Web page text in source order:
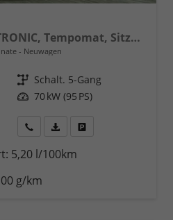
Monte Carlo CLIMATRONIC, Tempomat, Sitzhzg., FRONT+LANE+RAIN ASSIST, FULL LED, Bolero, Berganfahrassistent, Rückfahrkamera, KESSY, Panoramadach, Sound System, uvm.
Neuwagen
Getriebe Schalt. 5-Gang
Leistung 70 kW (95 PS)
anfordern
Datei,
5,20 l/100km
g/km